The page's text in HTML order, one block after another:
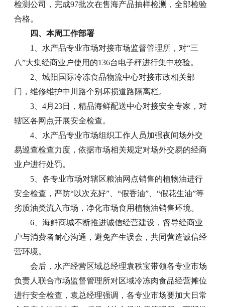
检测公司，完成97批次在售海产品抽样检测，全部检验
合格。
四、本周工作部署
1、水产品专业市场对接市场监督管理所，对“三
八”大集经商业户使用的136台电子秤进行集中校验。
2、城阳国际冷冻食品物流中心对接市政相关部
门，维修维护中川路个别坏损道路隔离栏。
3、4月23日，精品海鲜配送中心对接安全专家，对
辖区各网点开展安全检查。
4、水产品专业市场组织工作人员加强夜间场外交
易巡查检查力度，依据市场相关规定对场外交易的经商
业户进行处罚。
5、各专业市场对辖区粮油网点销售的植物油进行
安全检查，严防“以次充好”、“假香油”、“假花生油”等
劣质油类流入市场，净化市场食用植物油销售环境。
6、海鲜商城不断推进诚信经营建设，督导经商业
户与消费者耐心沟通，避免产生误会，共同营造诚信经
营环境。
会后，水产经营区域总经理袁秩宝带领各专业市场
负责人联合市场监督管理所对区域冷冻肉食品经营摊位
进行安全检查，袁总经理强调，各专业市场要加大日常